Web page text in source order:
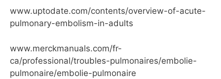
www.uptodate.com/contents/overview-of-acute-
pulmonary-embolism-in-adults
www.merckmanuals.com/fr-
ca/professional/troubles-pulmonaires/embolie-
pulmonaire/embolie-pulmonaire